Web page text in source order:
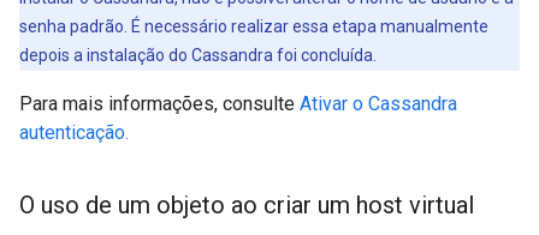
senha padrão. É necessário realizar essa etapa manualmente
depois a instalação do Cassandra foi concluída.
Para mais informações, consulte Ativar o Cassandra
autenticação.
O uso de um objeto ao criar um host virtual